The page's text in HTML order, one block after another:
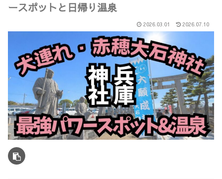
ースポットと日帰り温泉
2026.03.01 2026.07.10